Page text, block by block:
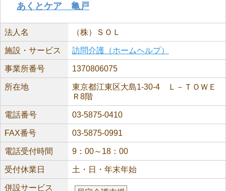
あくとケア 亀戸
法人名 （株）ＳＯＬ
施設・サービス 訪問介護（ホームヘルプ）
事業所番号 1370806075
所在地
東京都江東区大島1-30-4 Ｌ－ＴＯＷＥ
Ｒ8階
電話番号 03-5875-0410
FAX番号 03-5875-0991
電話受付時間 9：00～18：00
受付休業日 土・日・年末年始
併設サービス